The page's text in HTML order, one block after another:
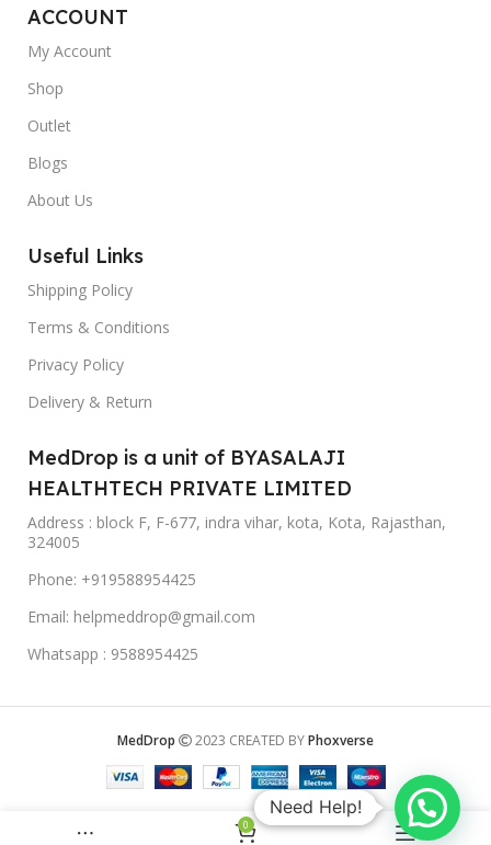
ACCOUNT
My Account
Shop
Outlet
Blogs
About Us
Useful Links
Shipping Policy
Terms & Conditions
Privacy Policy
Delivery & Return
MedDrop is a unit of BYASALAJI
HEALTHTECH PRIVATE LIMITED
Address : block F, F-677, indra vihar, kota, Kota, Rajasthan,
324005
Phone: +919588954425
Email: helpmeddrop@gmail.com
Whatsapp : 9588954425
MedDrop 2023 CREATED BYPhoxverse
0
Need Help!